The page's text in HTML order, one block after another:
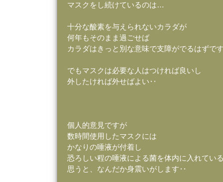
マスクをし続けているのは…
十分な酸素を与えられないカラダが
何年もそのまま過ごせば
カラダはきっと別な意味で支障がでるはずで
でもマスクは必要な人はつければ良いし
外したければ外せばよい‥
個人的意見ですが
数時間使用したマスクには
かなりの唾液が付着し
恐ろしい程の唾液による菌を体内に入れてい
思うと、なんだか身震いがします‥